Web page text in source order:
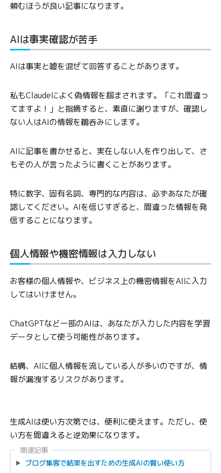
頼むほうが良い記事になります。
AIは事実確認が苦手
AIは事実と嘘を混ぜて回答することがあります。
私もClaudeによく偽情報を掴まされます。「これ間違っ
てますよ！」と指摘すると、素直に謝りますが、確認し
ない人はAIの情報を鵜呑みにします。
AIに記事を書かせると、実在しない人を作り出して、さ
もその人が言ったように書くことがあります。
特に数字、固有名詞、専門的な内容は、必ずあなたが確
認してください。AIを信じすぎると、間違った情報を発
信することになります。
個人情報や機密情報は入力しない
お客様の個人情報や、ビジネス上の機密情報をAIに入力
してはいけません。
ChatGPTなど一部のAIは、あなたが入力した内容を学習
データとして使う可能性があります。
結構、AIに個人情報を流している人が多いのですが、情
報が漏洩するリスクがあります。
生成AIは使い方次第では、便利に使えます。ただし、使
い方を間違えると逆効果になります。
関連記事
ブログ集客で結果を出すための生成AIの賢い使い方